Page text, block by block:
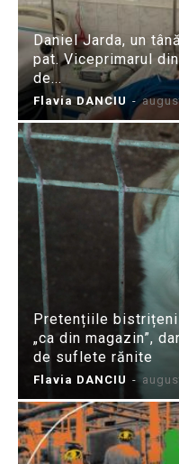
Daniel Jarda, un
pat. Viceprimarul
de...
Flavia DANCIU -
Pretențiile
„ca din magazin”,
de suflete rănite
Flavia DANCIU -